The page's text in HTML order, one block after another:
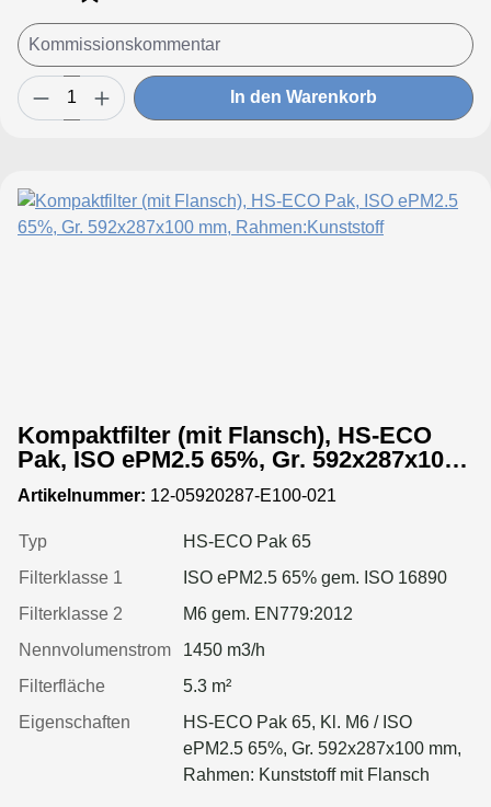
In den Warenkorb
Kompaktfilter (mit Flansch), HS-ECO
Pak, ISO ePM2.5 65%, Gr. 592x287x100
mm, Rahmen:Kunststoff
Artikelnummer: 12-05920287-E100-021
Typ
HS-ECO Pak 65
Filterklasse 1
ISO ePM2.5 65% gem. ISO 16890
Filterklasse 2
M6 gem. EN779:2012
Nennvolumenstrom
1450 m3/h
Filterfläche
5.3 m²
Eigenschaften
HS-ECO Pak 65, Kl. M6 / ISO
ePM2.5 65%, Gr. 592x287x100 mm,
Rahmen: Kunststoff mit Flansch